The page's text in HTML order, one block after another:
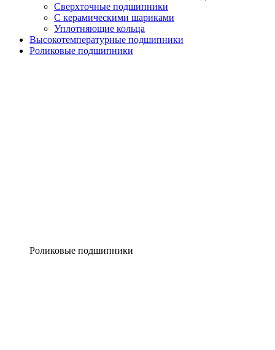
Сверхточные подшипники
С керамическими шариками
Уплотняющие кольца
Высокотемпературные подшипники
Роликовые подшипники
Роликовые подшипники